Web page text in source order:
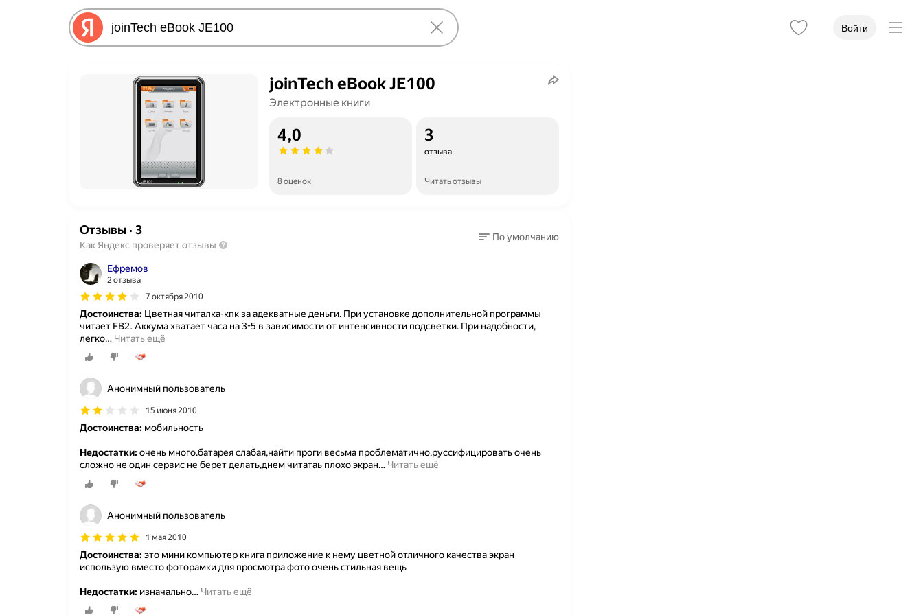
Войти
joinTech eBook JE100
Электронные книги
4,0
8 оценок
3
отзыва
Читать отзывы
Отзывы· 3
Как Яндекс проверяет отзывы
По умолчанию
Ефремов
2 отзыва
7 октября 2010
Достоинства: Цветная читалка-кпк за адекватные деньги. При установке дополнительной программы
читает FB2. Аккума хватает часа на 3-5 в зависимости от интенсивности подсветки. При надобности,
легко… Читать ещё
Анонимный пользователь
15 июня 2010
Достоинства: мобильность
Недостатки:очень много.батарея слабая,найти проги весьма проблематично,руссифицировать очень
сложно не один сервис не берет делать,днем читатаь плохо экран… Читать ещё
Анонимный пользователь
1 мая 2010
Достоинства:это мини компьютер книга приложение к нему цветной отличного качества экран
использую вместо фоторамки для просмотра фото очень стильная вещь
Недостатки: изначально… Читать ещё